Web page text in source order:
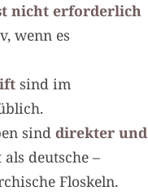
nicht erforderlich
wenn es
sind im
sinddirekter und
deutsche –
Floskeln.